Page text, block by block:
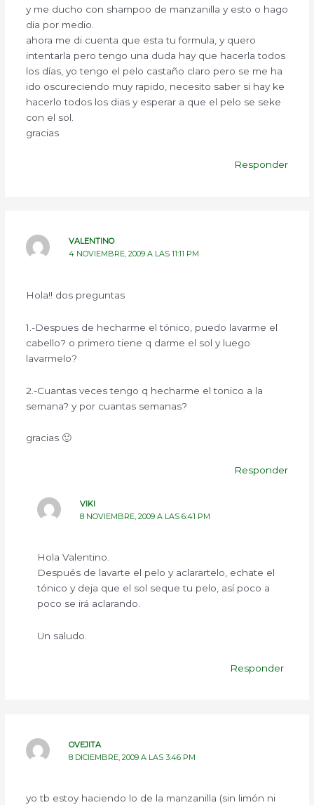
y me ducho con shampoo de manzanilla y esto o hago
dia por medio.
ahora me di cuenta que esta tu formula, y quero
intentarla pero tengo una duda hay que hacerla todos
los días, yo tengo el pelo castaño claro pero se me ha
ido oscureciendo muy rapido, necesito saber si hay ke
hacerlo todos los dias y esperar a que el pelo se seke
con el sol.
gracias
Responder
VALENTINO
4 NOVIEMBRE, 2009 A LAS 11:11 PM
Hola!! dos preguntas
1.-Despues de hecharme el tónico, puedo lavarme el
cabello? o primero tiene q darme el sol y luego
lavarmelo?
2.-Cuantas veces tengo q hecharme el tonico a la
semana? y por cuantas semanas?
gracias 🙂
Responder
VIKI
8 NOVIEMBRE, 2009 A LAS 6:41 PM
Hola Valentino.
Después de lavarte el pelo y aclarartelo, echate el
tónico y deja que el sol seque tu pelo, así poco a
poco se irá aclarando.
Un saludo.
Responder
OVEJITA
8 DICIEMBRE, 2009 A LAS 3:46 PM
yo tb estoy haciendo lo de la manzanilla (sin limón ni